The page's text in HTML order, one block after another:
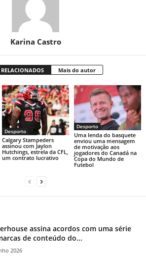
Karina Castro
Mais do autor
Desporto
Calgary Stampeders
assinou com Jaylon
Hutchings, estrela da CFL,
um contrato lucrativo
Desporto
Uma lenda do basquete
enviou uma mensagem
de motivação aos
jogadores do Canadá na
Copa do Mundo de
Futebol
assina acordos com uma série
de conteúdo do...
2026